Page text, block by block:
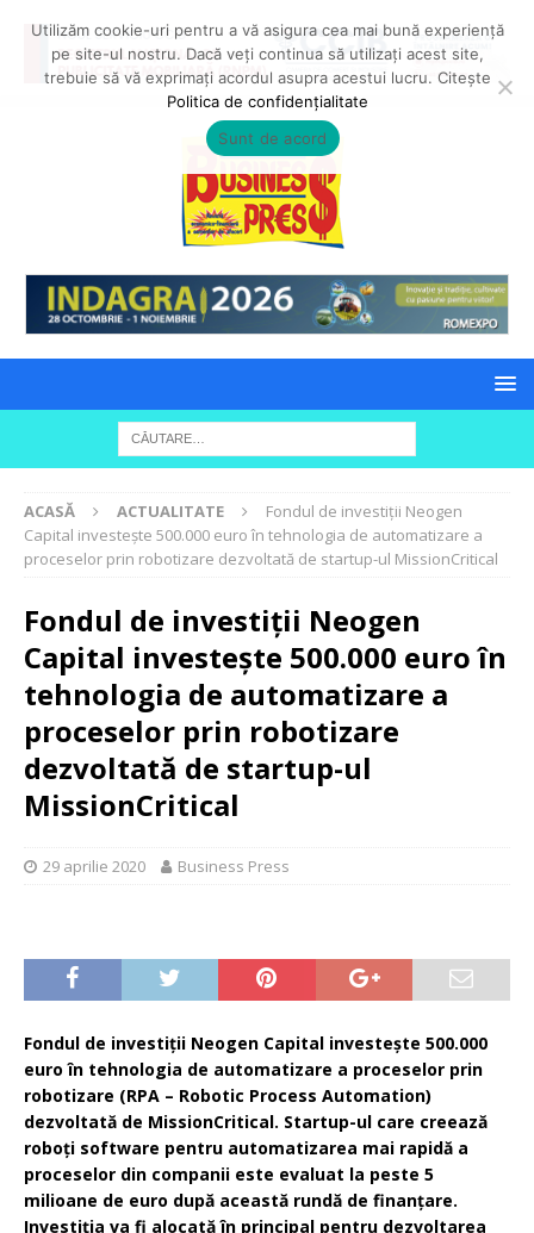
ACASĂ ACTUALITATE
Fondul de investiții Neogen
Capital investește 500.000 euro în tehnologia de automatizare a
proceselor prin robotizare dezvoltată de startup-ul MissionCritical
Fondul de investiții Neogen
Capital investește 500.000 euro în
tehnologia de automatizare a
proceselor prin robotizare
dezvoltată de startup-ul
MissionCritical
29 aprilie 2020 Business Press
Fondul de investiții Neogen Capital investește 500.000
euro în tehnologia de automatizare a proceselor prin
robotizare (RPA – Robotic Process Automation)
dezvoltată de MissionCritical. Startup-ul care creează
roboți software pentru automatizarea mai rapidă a
proceselor din companii este evaluat la peste 5
milioane de euro după această rundă de finanțare.
Investiţia va fi alocată în principal pentru dezvoltarea
Utilizăm cookie-uri pentru a vă asigura cea mai bună experiență
pe site-ul nostru. Dacă veți continua să utilizați acest site,
trebuie să vă exprimați acordul asupra acestui lucru. Citește
Politica de confidențialitate
Sunt de acord